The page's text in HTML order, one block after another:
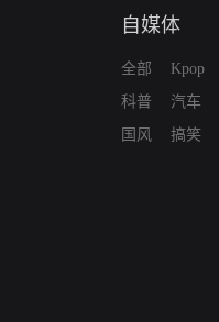
自媒体
全部
科普
国风
Kpop
汽车
搞笑